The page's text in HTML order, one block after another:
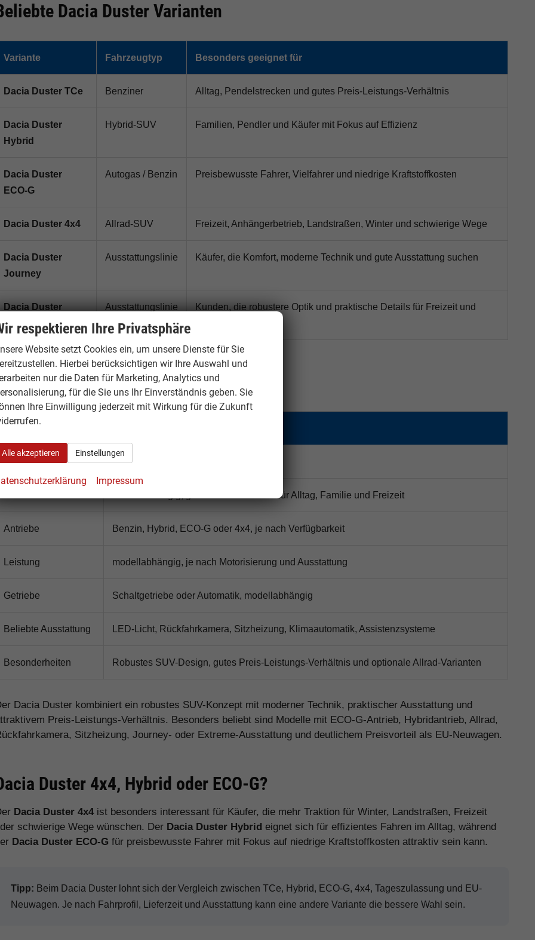
Dacia Duster Varianten
Variante Fahrzeugtyp Besonders geeignet für
Dacia Duster TCe Benziner Alltag, Pendelstrecken und gutes Preis-Leistungs-Verhältnis
Dacia Duster
Hybrid
Hybrid-SUV Familien, Pendler und Käufer mit Fokus auf Effizienz
Dacia Duster
ECO-G
Autogas / Benzin Preisbewusste Fahrer, Vielfahrer und niedrige Kraftstoffkosten
Dacia Duster 4x4 Allrad-SUV Freizeit, Anhängerbetrieb, Landstraßen, Winter und schwierige Wege
Dacia Duster
Journey
Ausstattungslinie Käufer, die Komfort, moderne Technik und gute Ausstattung suchen
Dacia Duster
Extreme
Ausstattungslinie
Kunden, die robustere Optik und praktische Details für Freizeit und
Daten Dacia Duster
Fahrzeugtyp Kompakt-SUV
modellabhängig, großes Ladevolumen für Alltag, Familie und Freizeit
Antriebe Benzin, Hybrid, ECO-G oder 4x4, je nach Verfügbarkeit
Leistung modellabhängig, je nach Motorisierung und Ausstattung
Getriebe Schaltgetriebe oder Automatik, modellabhängig
Beliebte Ausstattung LED-Licht, Rückfahrkamera, Sitzheizung, Klimaautomatik, Assistenzsysteme
Besonderheiten Robustes SUV-Design, gutes Preis-Leistungs-Verhältnis und optionale Allrad-Varianten
Dacia Duster kombiniert ein robustes SUV-Konzept mit moderner Technik, praktischer Ausstattung und
Preis-Leistungs-Verhältnis. Besonders beliebt sind Modelle mit ECO-G-Antrieb, Hybridantrieb, Allrad,
Sitzheizung, Journey- oder Extreme-Ausstattung und deutlichem Preisvorteil als EU-Neuwagen.
Duster 4x4, Hybrid oder ECO-G?
Dacia Duster 4x4ist besonders interessant für Käufer, die mehr Traktion für Winter, Landstraßen, Freizeit
schwierige Wege wünschen. Der Dacia Duster Hybrid eignet sich für effizientes Fahren im Alltag, während
Dacia Duster ECO-G für preisbewusste Fahrer mit Fokus auf niedrige Kraftstoffkosten attraktiv sein kann.
Tipp: Beim Dacia Duster lohnt sich der Vergleich zwischen TCe, Hybrid, ECO-G, 4x4, Tageszulassung und EU-
Neuwagen. Je nach Fahrprofil, Lieferzeit und Ausstattung kann eine andere Variante die bessere Wahl sein.
respektieren Ihre Privatsphäre
Website setzt Cookies ein, um unsere Dienste für Sie
Hierbei berücksichtigen wir Ihre Auswahl und
nur die Daten für Marketing, Analytics und
für die Sie uns Ihr Einverständnis geben. Sie
Ihre Einwilligung jederzeit mit Wirkung für die Zukunft
Alle akzeptieren Einstellungen
Impressum